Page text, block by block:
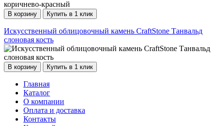
В корзину Купить в 1 клик
Искусственный облицовочный камень CraftStone Танвальд
слоновая кость
В корзину Купить в 1 клик
Главная
Каталог
О компании
Оплата и доставка
Контакты